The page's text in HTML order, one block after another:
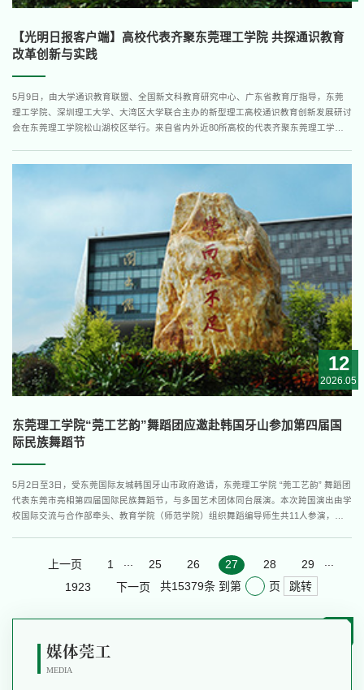
【光明日报客户端】高校代表齐聚东莞理工学院 共探通识教育
改革创新与实践
5月9日，由大学通识教育联盟、全国新文科教育研究中心、广东省教育厅指导，东莞
理工学院、深圳理工大学、大湾区大学联合主办的新型理工高校通识教育创新发展研讨
会在东莞理工学院松山湖校区举行。来自省内外近80所高校的代表齐聚东莞理工学
12
2026.05
东莞理工学院“莞工艺韵”舞蹈团应邀赴韩国牙山参加第四届国
际民族舞蹈节
5月2日至3日，受东莞国际友城韩国牙山市政府邀请，东莞理工学院 “莞工艺韵” 舞蹈团
代表东莞市亮相第四届国际民族舞蹈节，与多国艺术团体同台展演。本次跨国演出由学
校国际交流与合作部牵头、教育学院（师范学院）组织舞蹈编导师生共11人参演，两
身姿勾勒出云月相...
上一页 1 ... 25 26 27 28 29
...
1923
下一页 共15379条 到第 页 跳转
媒体莞工
MEDIA